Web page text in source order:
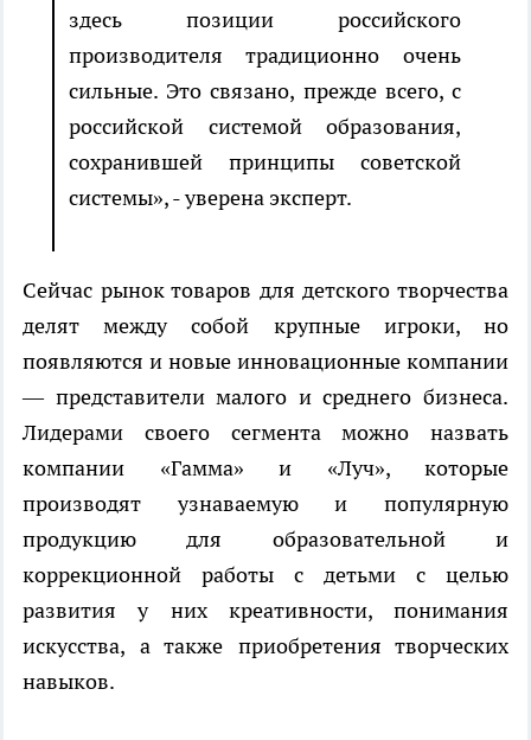
здесь позиции российского
производителя традиционно очень
сильные. Это связано, прежде всего, с
российской системой образования,
сохранившей принципы советской
системы», - уверена эксперт.
Сейчас рынок товаров для детского творчества
делят между собой крупные игроки, но
появляются и новые инновационные компании
— представители малого и среднего бизнеса.
Лидерами своего сегмента можно назвать
компании «Гамма» и «Луч», которые
производят узнаваемую и популярную
продукцию для образовательной и
коррекционной работы с детьми с целью
развития у них креативности, понимания
искусства, а также приобретения творческих
навыков.